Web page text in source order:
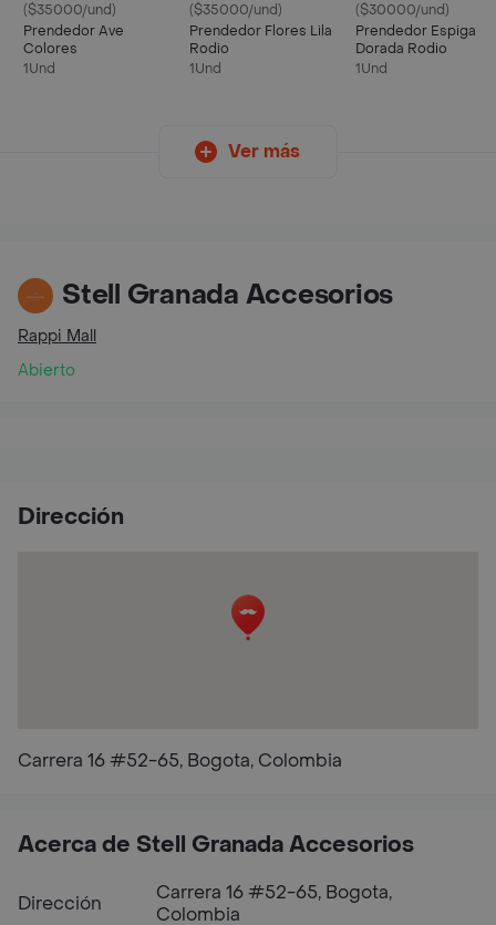
($35000/und)
Prendedor Ave
Colores
1Und
($35000/und)
Prendedor Flores Lila
Rodio
1Und
($30000/und)
Prendedor Espiga
Dorada Rodio
1Und
Ver más
Stell Granada Accesorios
Rappi Mall
Abierto
Dirección
Carrera 16 #52-65, Bogota, Colombia
Acerca de Stell Granada Accesorios
Dirección
Carrera 16 #52-65, Bogota,
Colombia